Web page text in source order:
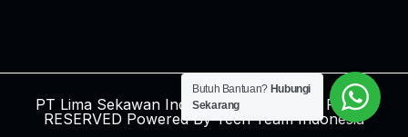
PT Lima Sekawan Indonesia © 2024 ALL RIGHT
RESERVED Powered ByTech Team Indonesia
Butuh Bantuan? Hubungi
Sekarang